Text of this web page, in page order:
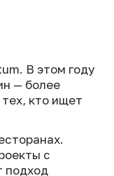
В этом году
— более
кто ищет
с
подход